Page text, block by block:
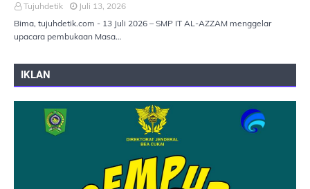
Tujuhdetik
Juli 13, 2026
Bima, tujuhdetik.com - 13 Juli 2026 – SMP IT AL-AZZAM menggelar
upacara pembukaan Masa…
IKLAN